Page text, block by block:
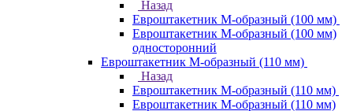
Назад
Евроштакетник М-образный (100 мм)
Евроштакетник М-образный (100 мм)
односторонний
Евроштакетник М-образный (110 мм)
Назад
Евроштакетник М-образный (110 мм)
Евроштакетник М-образный (110 мм)